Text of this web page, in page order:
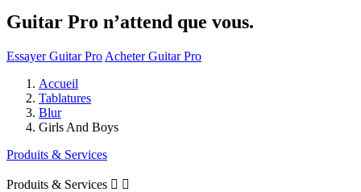
Guitar Pro n’attend que vous.
Essayer Guitar Pro Acheter Guitar Pro
Accueil
Tablatures
Blur
Girls And Boys
Produits & Services
Produits & Services  